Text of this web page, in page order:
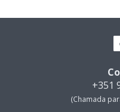
+351
(Chamada